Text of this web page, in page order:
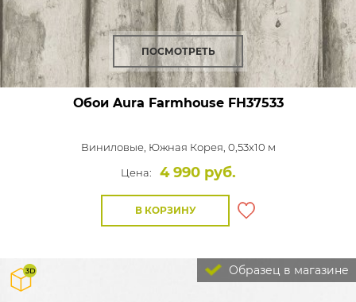
ПОСМОТРЕТЬ
Обои Aura FarmhouseFH37533
Виниловые, Южная Корея, 0,53x10 м
Цена:
4 990 руб.
В КОРЗИНУ
Образец в магазине